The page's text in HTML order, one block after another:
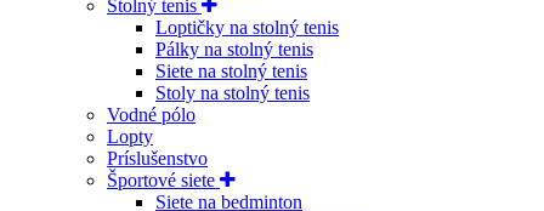
Stolný tenis
Loptičky na stolný tenis
Pálky na stolný tenis
Siete na stolný tenis
Stoly na stolný tenis
Vodné pólo
Lopty
Príslušenstvo
Športové siete
Siete na bedminton